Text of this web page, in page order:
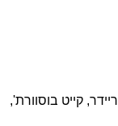
ריידר, קייט בוסוורת',